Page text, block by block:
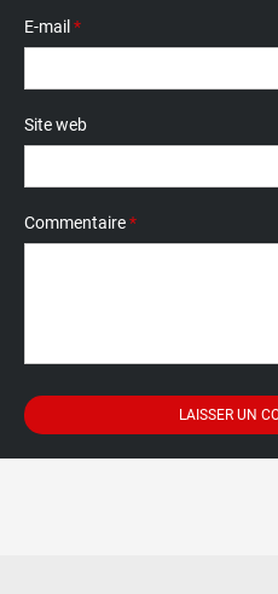
E-mail *
Site web
Commentaire*